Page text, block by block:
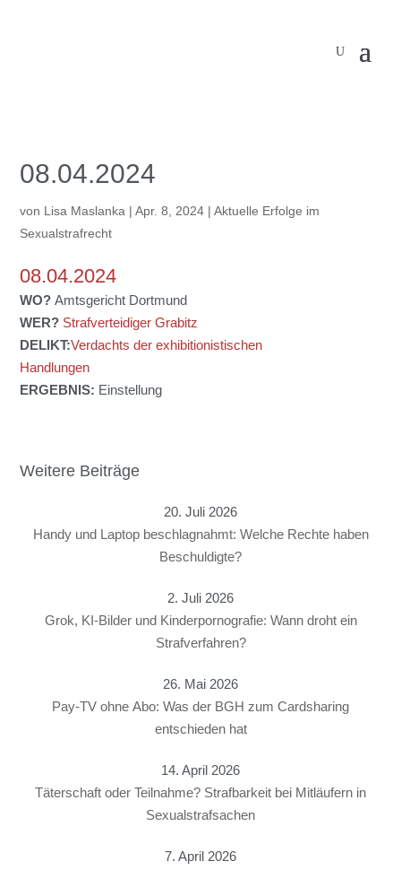
08.04.2024
von Lisa Maslanka |Apr. 8, 2024 |Aktuelle Erfolge im
Sexualstrafrecht
08.04.2024
WO?Amtsgericht Dortmund
WER? Strafverteidiger Grabitz
DELIKT:Verdachts der exhibitionistischen
Handlungen
ERGEBNIS: Einstellung
Weitere Beiträge
20. Juli 2026
Handy und Laptop beschlagnahmt: Welche Rechte haben
Beschuldigte?
2. Juli 2026
Grok, KI-Bilder und Kinderpornografie: Wann droht ein
Strafverfahren?
26. Mai 2026
Pay-TV ohne Abo: Was der BGH zum Cardsharing
entschieden hat
14. April 2026
Täterschaft oder Teilnahme? Strafbarkeit bei Mitläufern in
Sexualstrafsachen
7. April 2026